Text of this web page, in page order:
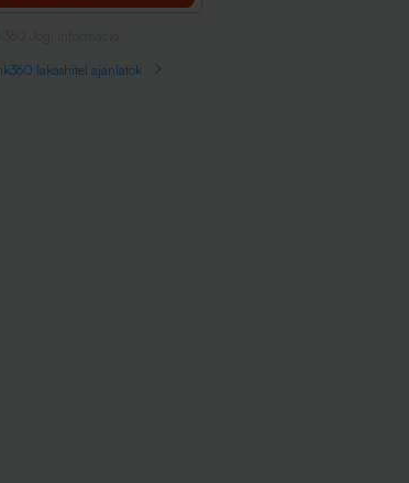
lakáshitel ajánlatok